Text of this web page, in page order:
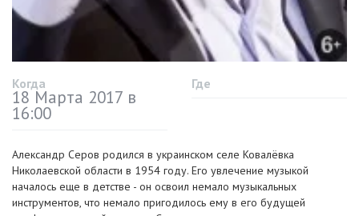
Когда
18 Марта 2017 в
16:00
Где
Александр Серов родился в украинском селе Ковалёвка
Николаевской области в 1954 году. Его увлечение музыкой
началось еще в детстве - он освоил немало музыкальных
инструментов, что немало пригодилось ему в его будущей